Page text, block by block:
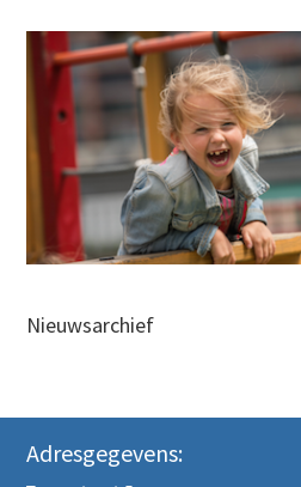
Nieuwsarchief
Adresgegevens: